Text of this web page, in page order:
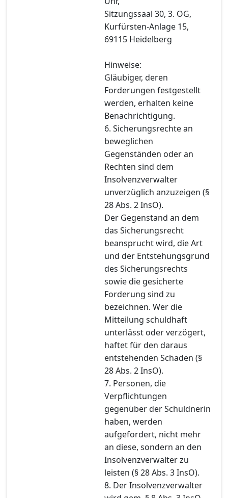
Sitzungssaal 30, 3. OG,
Kurfürsten-Anlage 15,
69115 Heidelberg
Hinweise:
Gläubiger, deren
Forderungen festgestellt
werden, erhalten keine
Benachrichtigung.
6. Sicherungsrechte an
beweglichen
Gegenständen oder an
Rechten sind dem
Insolvenzverwalter
unverzüglich anzuzeigen (§
28 Abs. 2 InsO).
Der Gegenstand an dem
das Sicherungsrecht
beansprucht wird, die Art
und der Entstehungsgrund
des Sicherungsrechts
sowie die gesicherte
Forderung sind zu
bezeichnen. Wer die
Mitteilung schuldhaft
unterlässt oder verzögert,
haftet für den daraus
entstehenden Schaden (§
28 Abs. 2 InsO).
7. Personen, die
Verpflichtungen
gegenüber der Schuldnerin
haben, werden
aufgefordert, nicht mehr
an diese, sondern an den
Insolvenzverwalter zu
leisten (§ 28 Abs. 3 InsO).
8. Der Insolvenzverwalter